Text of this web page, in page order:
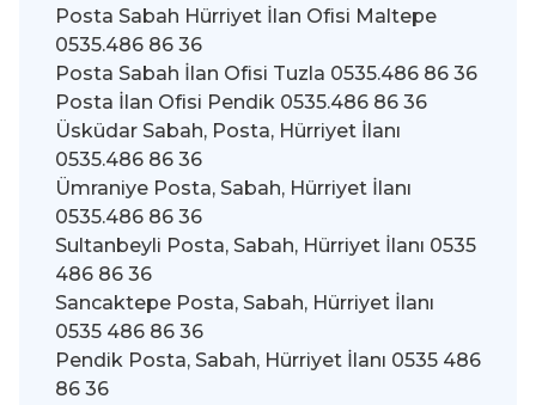
Posta Sabah Hürriyet İlan Ofisi Maltepe
0535.486 86 36
Posta Sabah İlan Ofisi Tuzla 0535.486 86 36
Posta İlan Ofisi Pendik 0535.486 86 36
Üsküdar Sabah, Posta, Hürriyet İlanı
0535.486 86 36
Ümraniye Posta, Sabah, Hürriyet İlanı
0535.486 86 36
Sultanbeyli Posta, Sabah, Hürriyet İlanı 0535
486 86 36
Sancaktepe Posta, Sabah, Hürriyet İlanı
0535 486 86 36
Pendik Posta, Sabah, Hürriyet İlanı 0535 486
86 36